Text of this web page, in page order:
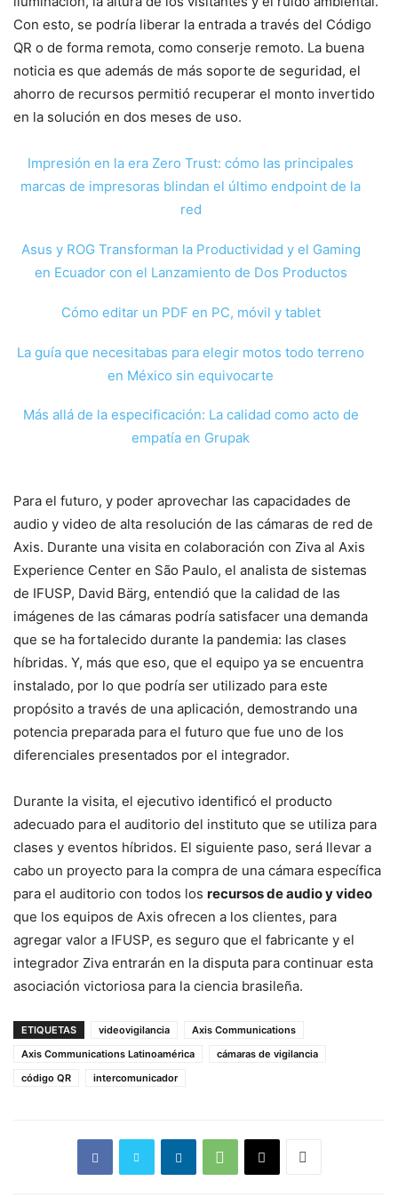
Con esto, se podría liberar la entrada a través del Código
QR o de forma remota, como conserje remoto. La buena
noticia es que además de más soporte de seguridad, el
ahorro de recursos permitió recuperar el monto invertido
en la solución en dos meses de uso.
Impresión en la era Zero Trust: cómo las principales
marcas de impresoras blindan el último endpoint de la
red
Asus y ROG Transforman la Productividad y el Gaming
en Ecuador con el Lanzamiento de Dos Productos
Cómo editar un PDF en PC, móvil y tablet
La guía que necesitabas para elegir motos todo terreno
en México sin equivocarte
Más allá de la especificación: La calidad como acto de
empatía en Grupak
Para el futuro, y poder aprovechar las capacidades de
audio y video de alta resolución de las cámaras de red de
Axis. Durante una visita en colaboración con Ziva al Axis
Experience Center en São Paulo, el analista de sistemas
de IFUSP, David Bärg, entendió que la calidad de las
imágenes de las cámaras podría satisfacer una demanda
que se ha fortalecido durante la pandemia: las clases
híbridas. Y, más que eso, que el equipo ya se encuentra
instalado, por lo que podría ser utilizado para este
propósito a través de una aplicación, demostrando una
potencia preparada para el futuro que fue uno de los
diferenciales presentados por el integrador.
Durante la visita, el ejecutivo identificó el producto
adecuado para el auditorio del instituto que se utiliza para
clases y eventos híbridos. El siguiente paso, será llevar a
cabo un proyecto para la compra de una cámara específica
para el auditorio con todos los recursos de audio y video
que los equipos de Axis ofrecen a los clientes, para
agregar valor a IFUSP, es seguro que el fabricante y el
integrador Ziva entrarán en la disputa para continuar esta
asociación victoriosa para la ciencia brasileña.
ETIQUETAS videovigilancia
Axis Communications
Axis Communications Latinoamérica
cámaras de vigilancia
código QR
intercomunicador